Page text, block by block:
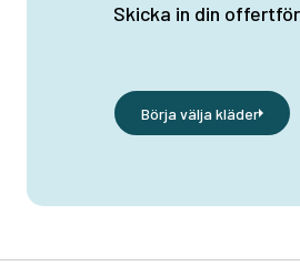
Skicka in din
Börja välja kläder